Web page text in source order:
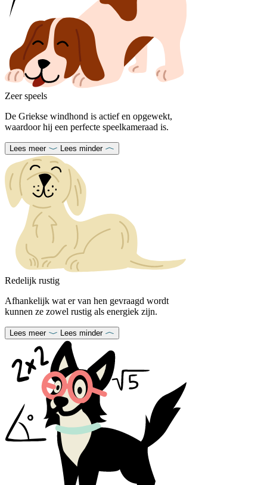
Zeer speels
De Griekse windhond is actief en opgewekt,
waardoor hij een perfecte speelkameraad is.
Lees meer Lees minder
Redelijk rustig
Afhankelijk wat er van hen gevraagd wordt
kunnen ze zowel rustig als energiek zijn.
Lees meer Lees minder